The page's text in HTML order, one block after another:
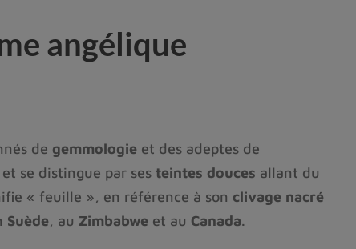
angélique
de gemmologie et des adeptes de
et se distingue par ses teintes douces allant du
« feuille », en référence à son clivage nacré
Suède, au Zimbabwe et au Canada.